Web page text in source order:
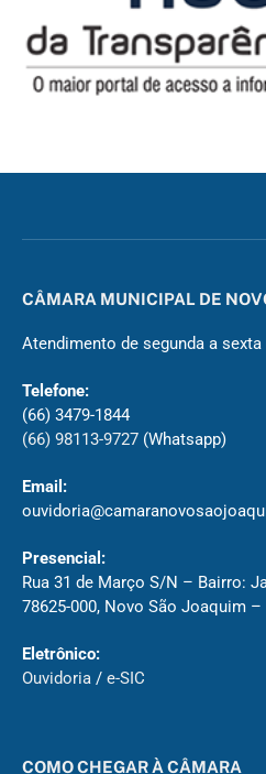
CÂMARA MUNICIPAL DE
Atendimento de segunda a sexta
Telefone:
(66) 3479-1844
(66) 98113-9727 (Whatsapp)
Email:
Presencial:
Rua 31 de Março S/N – Bairro:
78625-000, Novo São Joaquim –
Eletrônico:
Ouvidoria / e-SIC
COMO CHEGAR À CÂMARA